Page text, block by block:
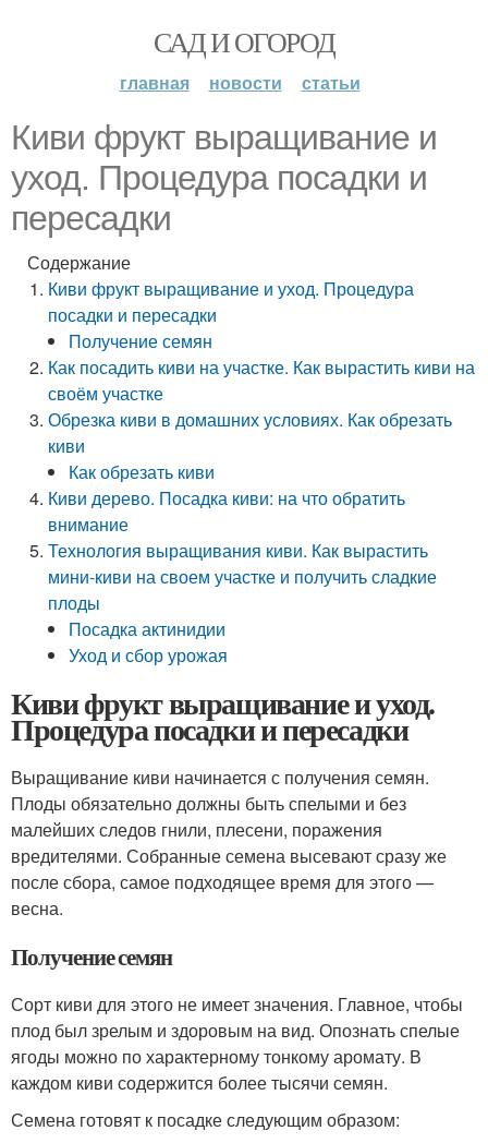
САД И ОГОРОД
главная новости статьи
Киви фрукт выращивание и
уход. Процедура посадки и
пересадки
Содержание
Киви фрукт выращивание и уход. Процедура
посадки и пересадки
Получение семян
Как посадить киви на участке. Как вырастить киви на
своём участке
Обрезка киви в домашних условиях. Как обрезать
киви
Как обрезать киви
Киви дерево. Посадка киви: на что обратить
внимание
Технология выращивания киви. Как вырастить
мини-киви на своем участке и получить сладкие
плоды
Посадка актинидии
Уход и сбор урожая
Киви фрукт выращивание и уход.
Процедура посадки и пересадки
Выращивание киви начинается с получения семян.
Плоды обязательно должны быть спелыми и без
малейших следов гнили, плесени, поражения
вредителями. Собранные семена высевают сразу же
после сбора, самое подходящее время для этого —
весна.
Получение семян
Сорт киви для этого не имеет значения. Главное, чтобы
плод был зрелым и здоровым на вид. Опознать спелые
ягоды можно по характерному тонкому аромату. В
каждом киви содержится более тысячи семян.
Семена готовят к посадке следующим образом: